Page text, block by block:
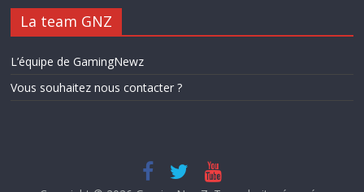
La team GNZ
L’équipe de GamingNewz
Vous souhaitez nous contacter ?